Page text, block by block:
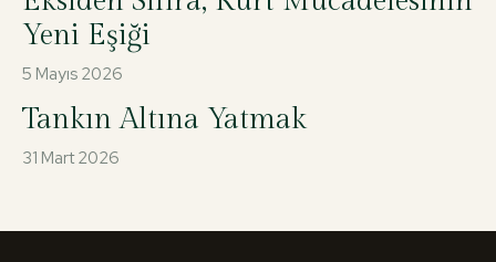
Yeni Eşiği
5 Mayıs 2026
Tankın Altına Yatmak
31 Mart 2026